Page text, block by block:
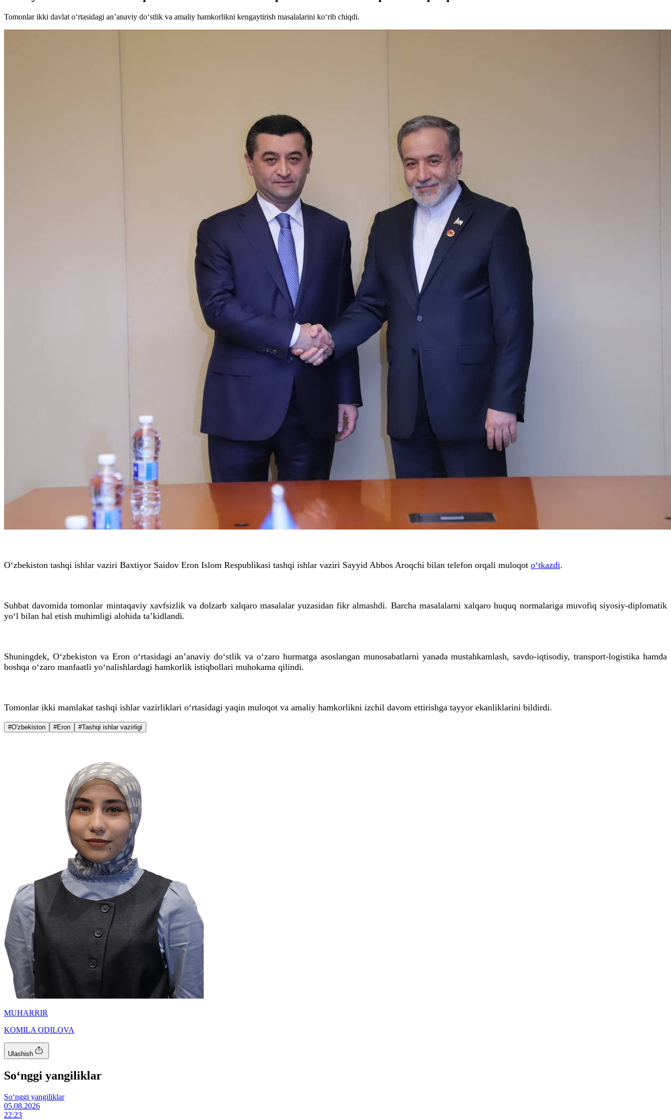
Tomonlar ikki davlat o‘rtasidagi anʼanaviy do‘stlik va amaliy hamkorlikni kengaytirish masalalarini ko‘rib chiqdi.
O‘zbekiston tashqi ishlar vaziri Baxtiyor Saidov Eron Islom Respublikasi tashqi ishlar vaziri Sayyid Abbos Aroqchi bilan telefon orqali muloqot o‘tkazdi.
Suhbat davomida tomonlar mintaqaviy xavfsizlik va dolzarb xalqaro masalalar yuzasidan fikr almashdi. Barcha masalalarni xalqaro huquq normalariga muvofiq siyosiy-diplomatik
yo‘l bilan hal etish muhimligi alohida ta’kidlandi.
Shuningdek, O‘zbekiston va Eron o‘rtasidagi an’anaviy do‘stlik va o‘zaro hurmatga asoslangan munosabatlarni yanada mustahkamlash, savdo-iqtisodiy, transport-logistika hamda
boshqa o‘zaro manfaatli yo‘nalishlardagi hamkorlik istiqbollari muhokama qilindi.
Tomonlar ikki mamlakat tashqi ishlar vazirliklari o‘rtasidagi yaqin muloqot va amaliy hamkorlikni izchil davom ettirishga tayyor ekanliklarini bildirdi.
#O'zbekiston #Eron #Tashqi ishlar vazirligi
MUHARRIR
KOMILA ODILOVA
Ulashish
So‘nggi yangiliklar
So‘nggi yangiliklar
05.08.2026
22:23